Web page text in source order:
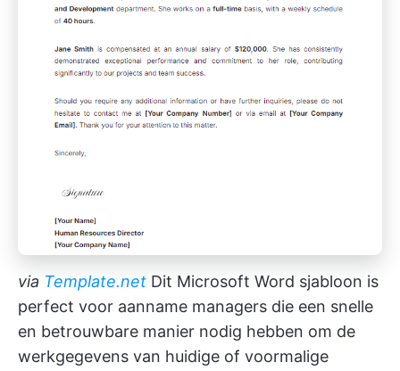
via Template.net Dit Microsoft Word sjabloon is
perfect voor aanname managers die een snelle
en betrouwbare manier nodig hebben om de
werkgegevens van huidige of voormalige